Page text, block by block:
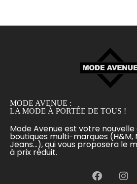
MODE AVENUE :
LA MODE À PORTÉE DE TOUS !
Mode Avenue est votre
boutiques multi-marques (H&M,
Jeans...), qui vous proposera le
à prix réduit.